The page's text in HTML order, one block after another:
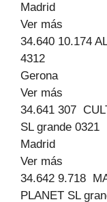
Madrid
Ver más
34.640 10.174
4312
Gerona
Ver más
34.641 307
SL grande 0321
Madrid
Ver más
34.642 9.718
PLANET SL